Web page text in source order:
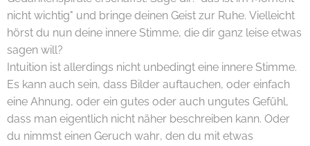
nicht wichtig" und bringe deinen Geist zur Ruhe. Vielleicht
hörst du nun deine innere Stimme, die dir ganz leise etwas
sagen will?
Intuition ist allerdings nicht unbedingt eine innere Stimme.
Es kann auch sein, dass Bilder auftauchen, oder einfach
eine Ahnung, oder ein gutes oder auch ungutes Gefühl,
dass man eigentlich nicht näher beschreiben kann. Oder
du nimmst einen Geruch wahr, den du mit etwas